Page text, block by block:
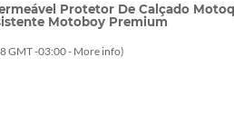
Protetor De Calçado
Motoboy Premium
GMT -03:00 - More info)